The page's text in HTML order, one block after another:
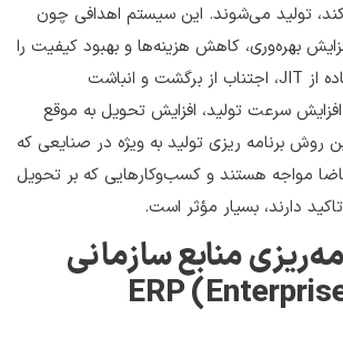
کند، تولید می‌شوند. این سیستم اهدافی چون
بهره‌وری، کاهش هزینه‌ها و بهبود کیفیت را
دنبال می‌کند. با استفاده از JIT، اجتناب از برگشت و انباشت
سرعت تولید، افزایش تحویل به موقع
روش برنامه ‌ریزی تولید به ویژه در صنایعی که
مواجه هستند و کسب‌وکارهایی که بر تحویل
دارند، بسیار مؤثر است.
منابع سازمانی
ERP